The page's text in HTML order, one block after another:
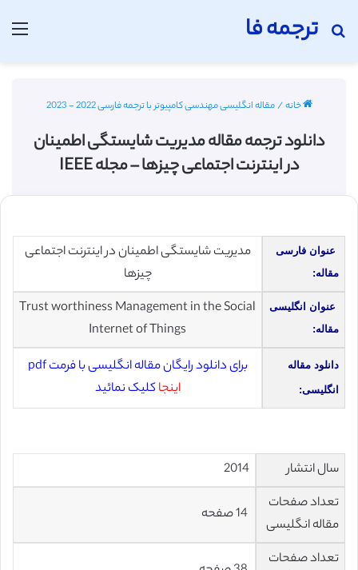
ترجمه فا
جستجو برای
خانه/مقاله انگلیسی مهندسی کامپیوتر با ترجمه فارسی 2022 - 2023
دانلود ترجمه مقاله مدیریت شایستگی اطمینان
در اینترنت اجتماعی چیزها – مجله IEEE
عنوان فارسی
مقاله:
مدیریت شایستگی اطمینان در اینترنت اجتماعی
چیزها
عنوان انگلیسی
مقاله:
Trust worthiness Management in the Social
Internet of Things
دانلود مقاله
انگلیسی:
برای دانلود رایگان مقاله انگلیسی با فرمت pdf
اینجاکلیک نمائید
سال انتشار
2014
تعداد صفحات
مقاله انگلیسی
تعداد صفحات